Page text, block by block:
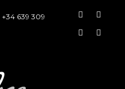
+34 639 309